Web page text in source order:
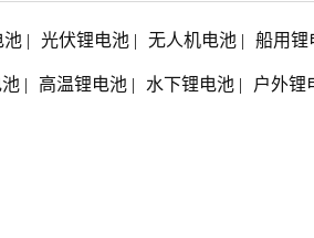
池 | 光伏锂电池 | 无人机电池 | 船用
池 | 高温锂电池 | 水下锂电池 | 户外锂